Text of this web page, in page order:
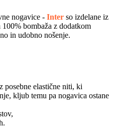
nogavice - Inter so izdelane iz
bombaža z dodatkom
in udobno nošenje.
posebne elastične niti, ki
kljub temu pa nogavica ostane